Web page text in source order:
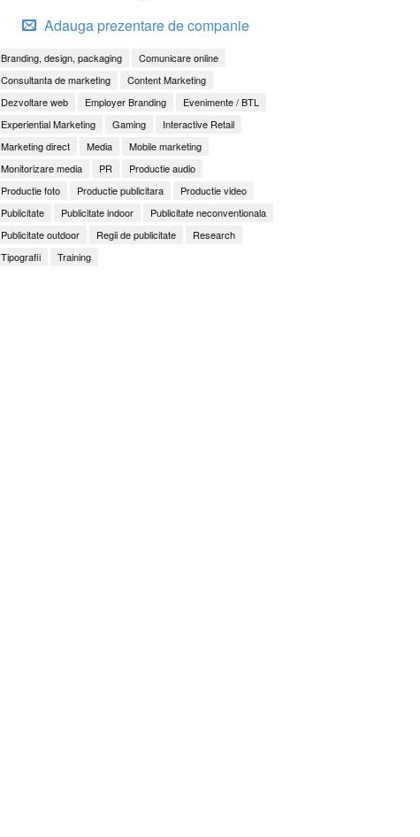
Adauga prezentare de companie
Branding, design, packaging
Comunicare online
Consultanta de marketing
Content Marketing
Dezvoltare web
Employer Branding
Evenimente / BTL
Experiential Marketing
Gaming
Interactive Retail
Marketing direct
Media
Mobile marketing
Monitorizare media
PR
Productie audio
Productie foto
Productie publicitara
Productie video
Publicitate
Publicitate indoor
Publicitate neconventionala
Publicitate outdoor
Regii de publicitate
Research
Tipografii
Training